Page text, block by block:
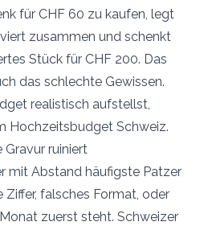
für CHF 60 zu kaufen, legt
zusammen und schenkt
Stück für CHF 200. Das
das schlechte Gewissen.
realistisch aufstellst,
Hochzeitsbudget Schweiz.
Gravur ruiniert
mit Abstand häufigste Patzer
falsches Format, oder
zuerst steht. Schweizer